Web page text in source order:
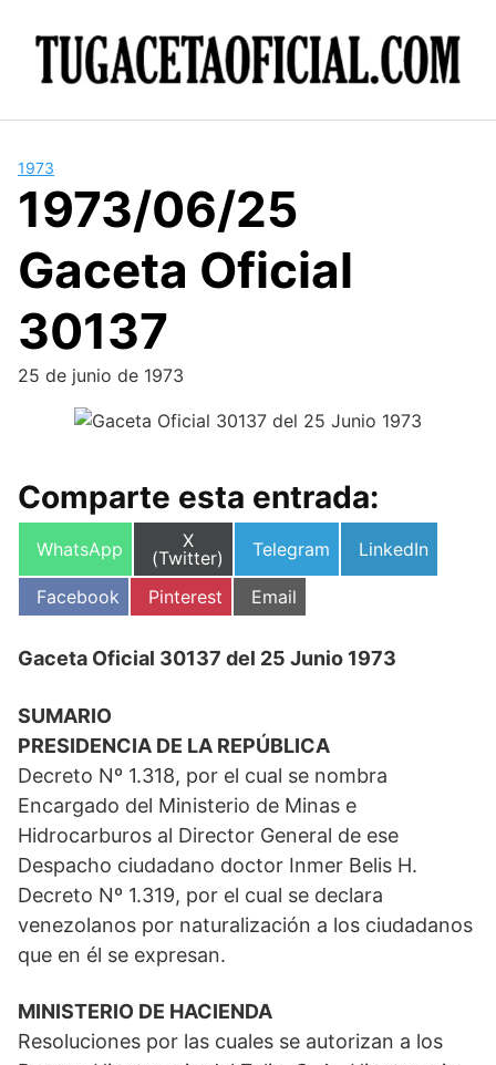
1973
1973/06/25
Gaceta Oficial
30137
25 de junio de 1973
Comparte esta entrada:
Compartir
WhatsApp
Compartir
en
X
(Twitter)
Compartir
Telegram
Compartir
LinkedIn
Compartir
en
Facebook
Compartir
en
Pinterest
Compartir
en
Email
Gaceta Oficial 30137 del 25 Junio 1973
SUMARIO
PRESIDENCIA DE LA REPÚBLICA
Decreto Nº 1.318, por el cual se nombra
Encargado del Ministerio de Minas e
Hidrocarburos al Director General de ese
Despacho ciudadano doctor Inmer Belis H.
Decreto Nº 1.319, por el cual se declara
venezolanos por naturalización a los ciudadanos
que en él se expresan.
MINISTERIO DE HACIENDA
Resoluciones por las cuales se autorizan a los